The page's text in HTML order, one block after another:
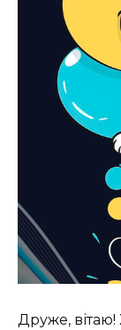
Друже, вітаю!